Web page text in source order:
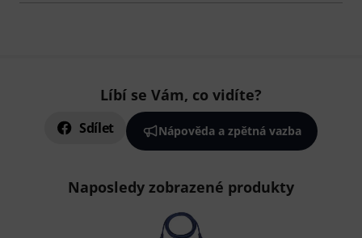
Líbí se Vám, co vidíte?
Sdílet Nápověda a zpětná vazba
Naposledy zobrazené produkty